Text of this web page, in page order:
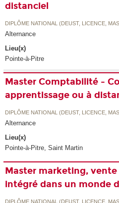
distanciel
DIPLÔME NATIONAL (DEUST, LICENCE,
Alternance
Lieu(x)
Pointe-à-Pitre
Master Comptabilité -
apprentissage ou à
DIPLÔME NATIONAL (DEUST, LICENCE,
Alternance
Lieu(x)
Pointe-à-Pitre, Saint Martin
Master marketing,
intégré dans un monde
DIPLÔME NATIONAL (DEUST, LICENCE,